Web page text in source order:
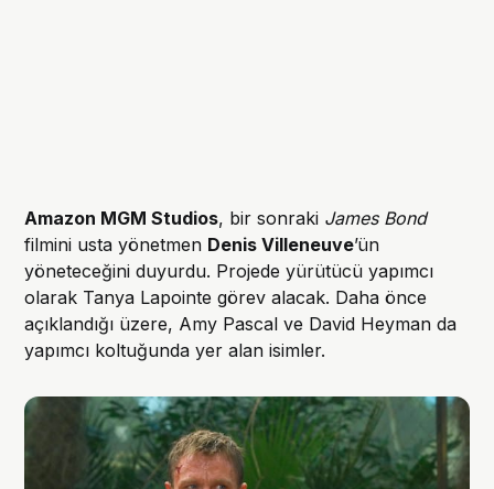
Amazon MGM Studios, bir sonraki James Bond
filmini usta yönetmen Denis Villeneuve’ün
yöneteceğini duyurdu. Projede yürütücü yapımcı
olarak Tanya Lapointe görev alacak. Daha önce
açıklandığı üzere, Amy Pascal ve David Heyman da
yapımcı koltuğunda yer alan isimler.